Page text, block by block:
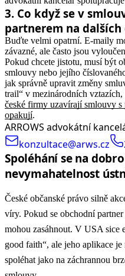
3. Co když se v
partnerem na
Buďte velmi opatrní. E-maily
závazné, ale často jsou
Pokud chcete jistotu, musí být
smlouvy nebo jejího
jak správně upravit změny
trail“ v mezinárodních
české firmy uzavírají smlouvy
opakují.
ARROWS advokátní
konzultace@arws.cz
Spoléhání se na
nevymahatelnost
České občanské právo silně
víry. Pokud se obchodní
mohou zasáhnout. V USA sice
good faith“, ale jeho aplikace
spoléhat jako na záchrannou